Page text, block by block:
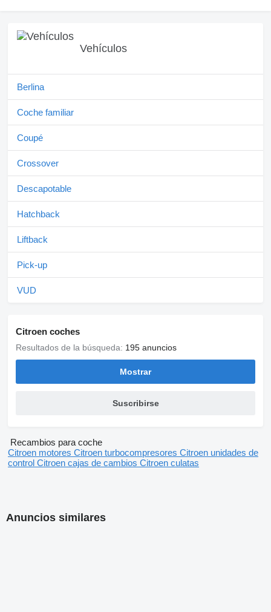
Vehículos
Berlina
Coche familiar
Coupé
Crossover
Descapotable
Hatchback
Liftback
Pick-up
VUD
Citroen coches
Resultados de la búsqueda: 195 anuncios
Mostrar
Suscribirse
Recambios para coche
Citroen motores Citroen turbocompresores Citroen unidades de
control Citroen cajas de cambios Citroen culatas
Anuncios similares